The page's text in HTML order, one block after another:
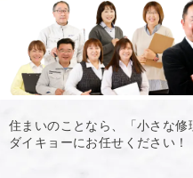
住まいのことなら、「小さな
ダイキョーにお任せください！